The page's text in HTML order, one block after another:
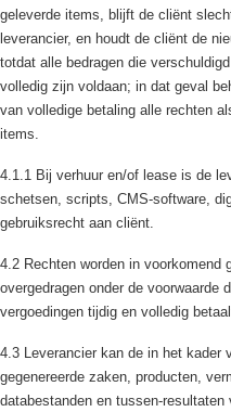
geleverde items, blijft de cliënt
leverancier, en houdt de cliënt de
totdat alle bedragen die
volledig zijn voldaan; in dat geval
van volledige betaling alle rechten
items.
4.1.1 Bij verhuur en/of lease is de
schetsen, scripts, CMS-software,
gebruiksrecht aan cliënt.
4.2 Rechten worden in voorkomend
overgedragen onder de voorwaarde
vergoedingen tijdig en volledig
4.3 Leverancier kan de in het kader
gegenereerde zaken, producten,
databestanden en tussen-